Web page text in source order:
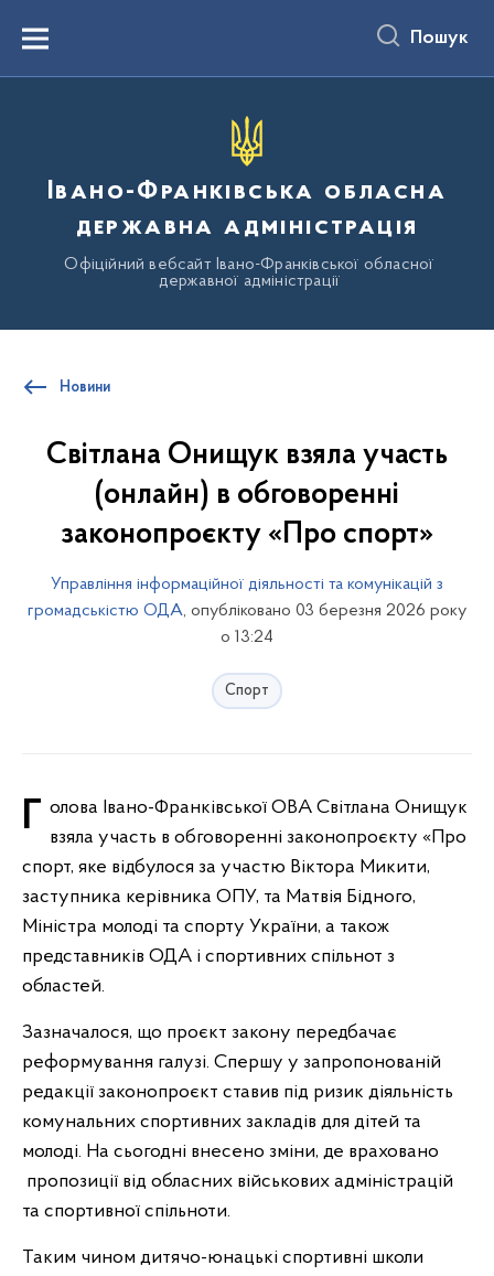
вмістуMenu Пошук
Івано-Франківська обласна
державна адміністрація
Офіційний вебсайт Івано-Франківської обласної
державної адміністрації
Новини
Світлана Онищук взяла участь
(онлайн) в обговоренні
законопроєкту «Про спорт»
Управління інформаційної діяльності та комунікацій з
громадськістю ОДА, опубліковано 03 березня 2026 року
о 13:24
Спорт
Голова Івано-Франківської ОВА Світлана Онищук взяла участь в обговоренні законопроєкту «Про
спорт, яке відбулося за участю Віктора Микити,
заступника керівника ОПУ, та Матвія Бідного,
Міністра молоді та спорту України, а також
представників ОДА і спортивних спільнот з
областей.
Зазначалося, що проєкт закону передбачає
реформування галузі. Спершу у запропонованій
редакції законопроєкт ставив під ризик діяльність
комунальних спортивних закладів для дітей та
молоді. На сьогодні внесено зміни, де враховано
пропозиції від обласних військових адміністрацій
та спортивної спільноти.
Таким чином дитячо-юнацькі спортивні школи